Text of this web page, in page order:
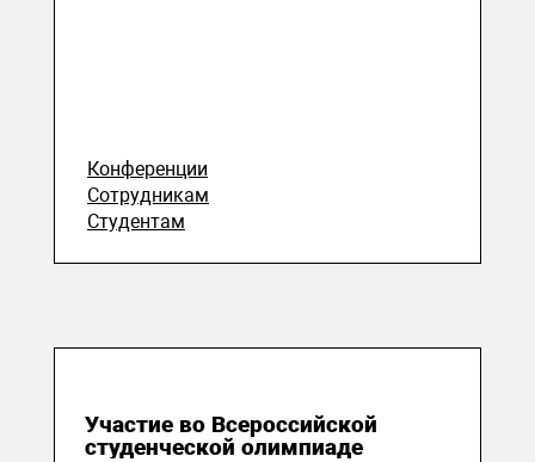
Конференции
Сотрудникам
Студентам
Участие во Всероссийской
студенческой олимпиаде